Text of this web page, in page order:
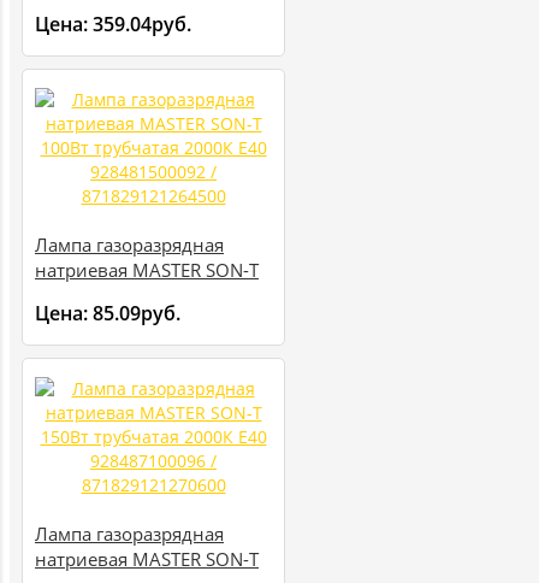
3740403
Цена:359.04руб.
Лампа газоразрядная
натриевая MASTER SON-T
E40 928481500092 /
871829121264500
Цена:85.09руб.
Лампа газоразрядная
натриевая MASTER SON-T